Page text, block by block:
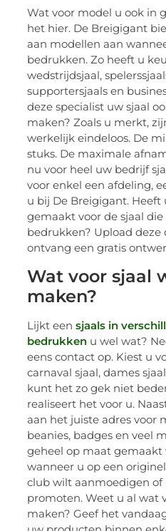
Wat voor model u ook in
het hier. De Breigigant
aan modellen aan
bedrukken. Zo heeft u
wedstrijdsjaal,
supportersjaals en
deze specialist uw sjaal
maken? Zoals u merkt,
werkelijk eindeloos. De
stuks. De maximale
nu voor heel uw bedrijf
voor enkel een afdeling,
u bij De Breigigant. Heeft
gemaakt voor de sjaal
bedrukken? Upload deze
ontvang een gratis
Wat voor sjaal
maken?
Lijkt eensjaals in
bedrukken u wel wat?
eens contact op. Kiest u
carnaval sjaal, dames
kunt het zo gek niet
realiseert het voor u.
aan het juiste adres voor
beanies, badges en veel
geheel op maat gemaakt
wanneer u op een
club wilt aanmoedigen
promoten. Weet u al wat
maken? Geef het